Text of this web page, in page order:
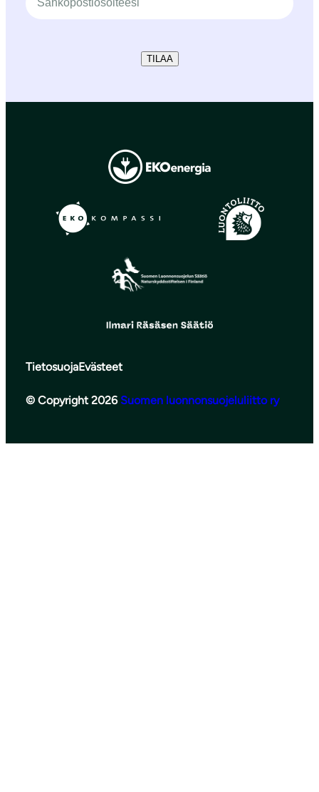
TILAA
TietosuojaEvästeet
© Copyright 2026 Suomen luonnonsuojeluliitto ry